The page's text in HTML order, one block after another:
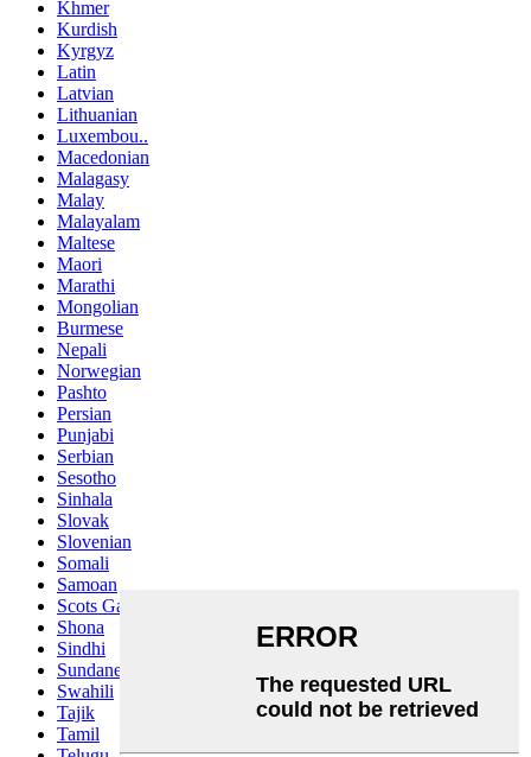
Khmer
Kurdish
Kyrgyz
Latin
Latvian
Lithuanian
Luxembou..
Macedonian
Malagasy
Malay
Malayalam
Maltese
Maori
Marathi
Mongolian
Burmese
Nepali
Norwegian
Pashto
Persian
Punjabi
Serbian
Sesotho
Sinhala
Slovak
Slovenian
Somali
Samoan
Scots Gaelic
Shona
Sindhi
Sundanese
Swahili
Tajik
Tamil